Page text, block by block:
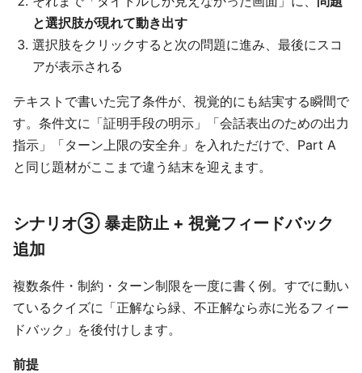
と選択肢が現れて動き出す
選択肢をクリックすると次の問題に進み、最後にスコ
アが表示される
テキストで書いた完了条件が、視覚的にも結実する瞬間で
す。条件文に「証明手段の明示」「会話表出のための出力
指示」「ターン上限の安全弁」を入れただけで、Part A
と同じ題材がここまで違う結末を迎えます。
シナリオ③ 暴走防止 + 視覚フィードバック
追加
複数条件・制約・ターン制限を一度に書く例。すでに動い
ているクイズに「正解なら緑、不正解なら赤に光るフィー
ドバック」を後付けします。
前提